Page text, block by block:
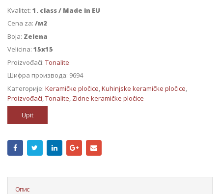
Kvalitet: 1. class / Made in EU
Cena za: /м2
Boja: Zelena
Velicina: 15x15
Proizvođači: Tonalite
Шифра производа: 9694
Категорије: Keramičke pločice,Kuhinjske keramičke pločice,
Proizvođači,Tonalite, Zidne keramičke pločice
Upit
Опис